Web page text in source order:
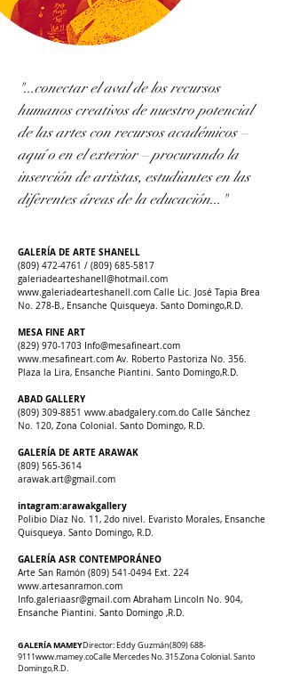
"...conectar el aval de los recursos
humanos creativos de nuestro potencial
de las artes con recursos académicos –
aquí o en el exterior – procurando la
inserción de artistas, estudiantes en las
diferentes áreas de la educación..."
GALERÍA MAMEYDirector: Eddy Guzmán(809) 688-
9111www.mamey.coCalle Mercedes No. 315.Zona Colonial. Santo
Domingo,R.D.
GALERÍA DE ARTE SHANELL
(809) 472-4761 / (809) 685-5817
galeriadearteshanell@hotmail.com
www.galeriadearteshanell.com Calle Lic. José Tapia Brea
No. 278-B., Ensanche Quisqueya. Santo Domingo,R.D.
MESA FINE ART
(829) 970-1703 Info@mesafineart.com
www.mesafineart.com Av. Roberto Pastoriza No. 356.
Plaza la Lira, Ensanche Piantini. Santo Domingo,R.D.
ABAD GALLERY
(809) 309-8851 www.abadgalery.com.do Calle Sánchez
No. 120, Zona Colonial. Santo Domingo, R.D.
GALERÍA DE ARTE ARAWAK
(809) 565-3614
arawak.art@gmail.com
intagram:arawakgallery
Polibio Díaz No. 11, 2do nivel. Evaristo Morales, Ensanche
Quisqueya. Santo Domingo, R.D.
GALERÍA ASR CONTEMPORÁNEO
Arte San Ramón (809) 541-0494 Ext. 224
www.artesanramon.com
Info.galeriaasr@gmail.com Abraham Lincoln No. 904,
Ensanche Piantini. Santo Domingo ,R.D.